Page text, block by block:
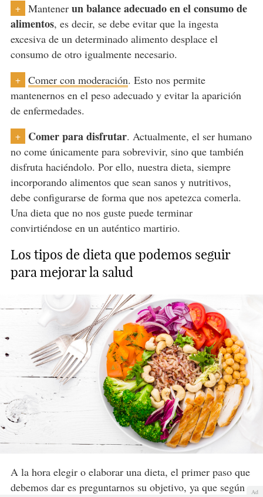
+ Mantener un balance adecuado en el consumo de
alimentos, es decir, se debe evitar que la ingesta
excesiva de un determinado alimento desplace el
consumo de otro igualmente necesario.
+ Comer con moderación. Esto nos permite
mantenernos en el peso adecuado y evitar la aparición
de enfermedades.
+ Comer para disfrutar. Actualmente, el ser humano
no come únicamente para sobrevivir, sino que también
disfruta haciéndolo. Por ello, nuestra dieta, siempre
incorporando alimentos que sean sanos y nutritivos,
debe configurarse de forma que nos apetezca comerla.
Una dieta que no nos guste puede terminar
convirtiéndose en un auténtico martirio.
Los tipos de dieta que podemos seguir
para mejorar la salud
A la hora elegir o elaborar una dieta, el primer paso que
debemos dar es preguntarnos su objetivo, ya que según
Ad